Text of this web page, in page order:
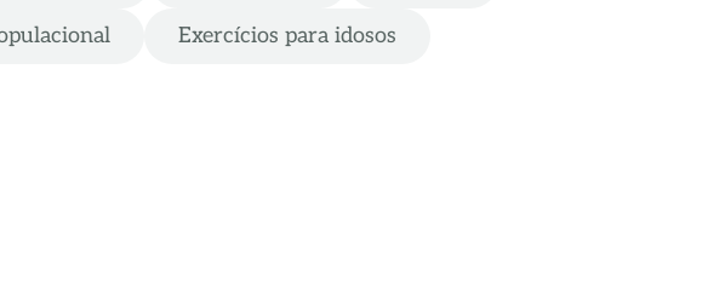
Exercícios para idosos